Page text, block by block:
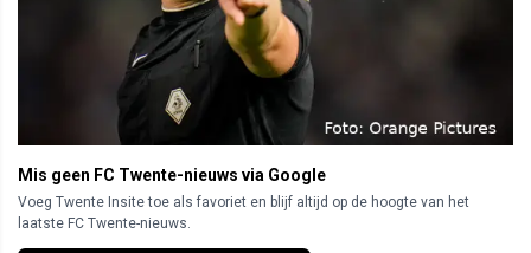
Mis geen FC Twente-nieuws via Google
Voeg Twente Insite toe als favoriet en blijf altijd op de hoogte van het
laatste FC Twente-nieuws.